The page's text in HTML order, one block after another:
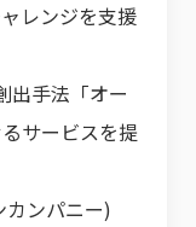
レンジを支援
出手法「オー
サービスを提
カンパニー)